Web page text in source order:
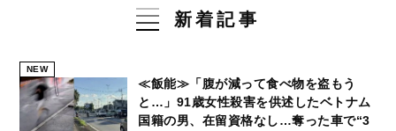
新着記事
NEW
≪飯能≫「腹が減って食べ物を盗もう
と…」91歳女性殺害を供述したベトナム
国籍の男、在留資格なし…奪った車で“3